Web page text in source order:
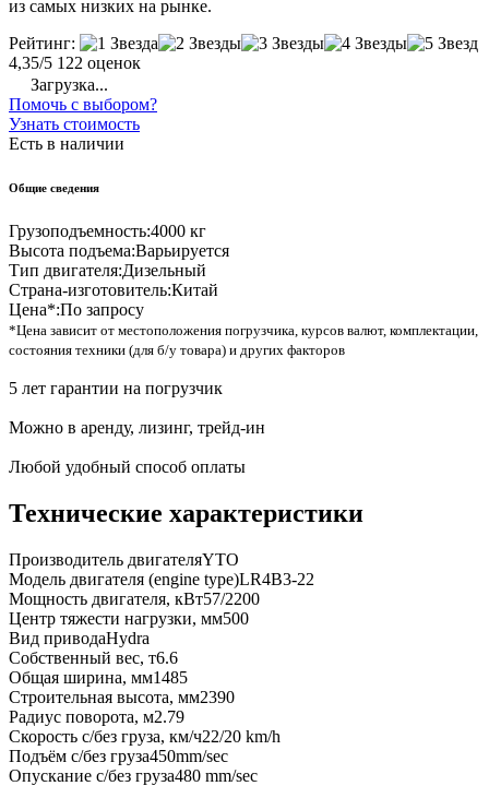
из самых низких на рынке.
Рейтинг:
4,35/5 122 оценок
Загрузка...
Помочь с выбором?
Узнать стоимость
Есть в наличии
Общие сведения
Грузоподъемность:4000 кг
Высота подъема:Варьируется
Тип двигателя:Дизельный
Страна-изготовитель:Китай
Цена*:По запросу
*Цена зависит от местоположения погрузчика, курсов валют, комплектации,
состояния техники (для б/у товара) и других факторов
5 лет гарантии на погрузчик
Можно в аренду, лизинг, трейд-ин
Любой удобный способ оплаты
Технические характеристики
Производитель двигателяYTO
Модель двигателя (engine type)LR4B3-22
Мощность двигателя, кВт57/2200
Центр тяжести нагрузки, мм500
Вид приводаHydra
Собственный вес, т6.6
Общая ширина, мм1485
Строительная высота, мм2390
Радиус поворота, м2.79
Скорость с/без груза, км/ч22/20 km/h
Подъём с/без груза450mm/sec
Опускание с/без груза480 mm/sec